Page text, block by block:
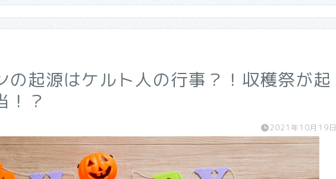
の起源はケルト人の行事？！収穫祭が起
！？
2021年10月19日